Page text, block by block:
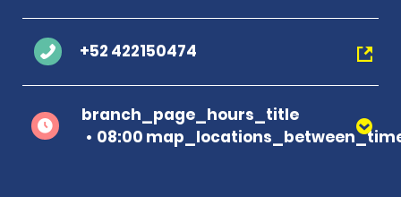
+52 422150474
branch_page_hours_title
08:00